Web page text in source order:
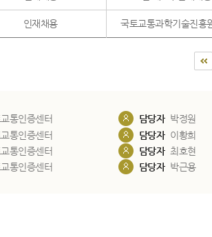
인재채용 국토교통과학기술진흥
통인증센터 담당자 박정원
통인증센터 담당자 이황희
통인증센터 담당자 최호현
통인증센터 담당자 박근용